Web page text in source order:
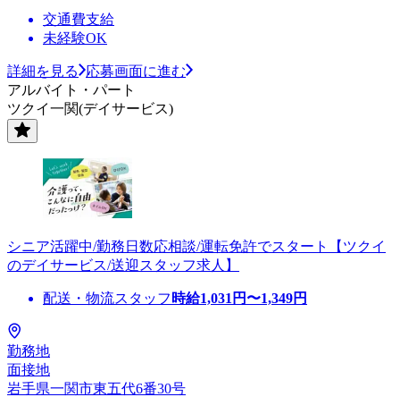
交通費支給
未経験OK
詳細を見る
応募画面に進む
アルバイト・パート
ツクイ一関(デイサービス)
シニア活躍中/勤務日数応相談/運転免許でスタート【ツクイ
のデイサービス/送迎スタッフ求人】
配送・物流スタッフ 時給1,031 円〜1,349円
勤務地
面接地
岩手県一関市東五代6番30号